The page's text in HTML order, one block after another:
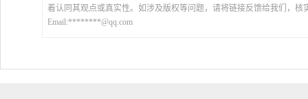
着认同其观点或真实性。如涉及版权等问题，请将链接反馈给我们，核
Email:********@qq.com